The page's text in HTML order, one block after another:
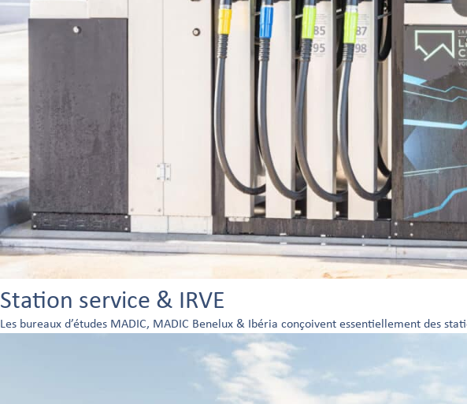
Station service & IRVE
Les bureaux d’études MADIC, MADIC Benelux & Ibéria conçoivent essentiellement des